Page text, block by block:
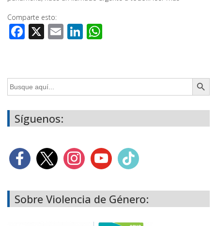
Comparte esto:
Facebook
X EmailLinkedIn
Buscar: Botón de
Síguenos:
Sobre Violencia de Género: